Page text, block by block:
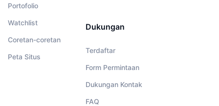
Portofolio
Watchlist
Coretan-coretan
Peta Situs
Dukungan
Terdaftar
Form Permintaan
Dukungan Kontak
FAQ